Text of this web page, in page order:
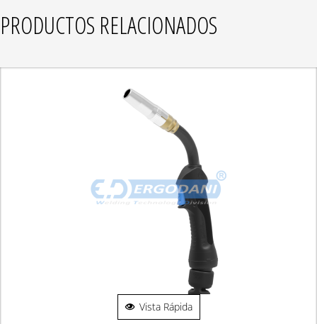
PRODUCTOS RELACIONADOS
Vista Rápida